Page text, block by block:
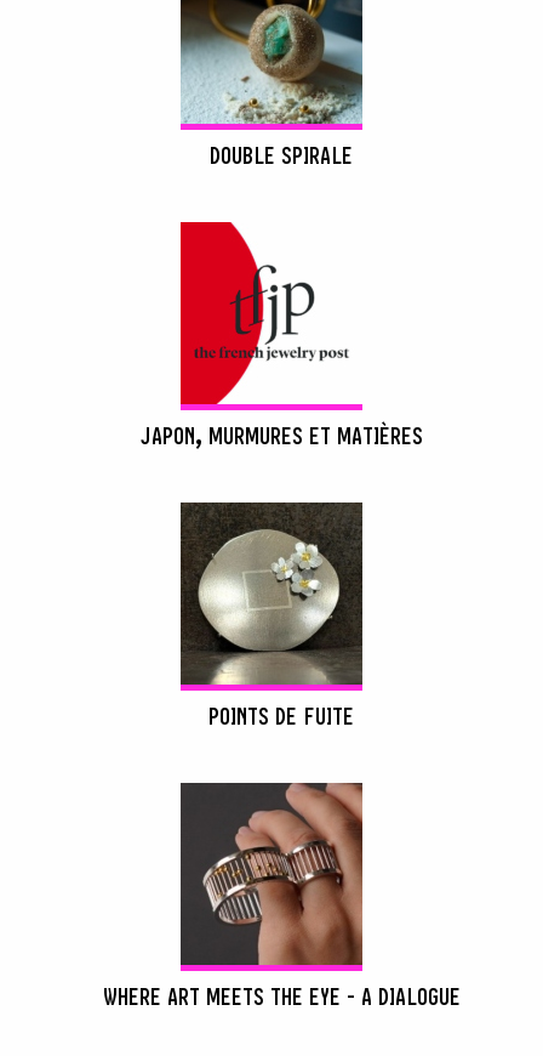
DOUBLE SPIRALE
JAPON, MURMURES ET MATIÈRES
POINTS DE FUITE
WHERE ART MEETS THE EYE - A DIALOGUE